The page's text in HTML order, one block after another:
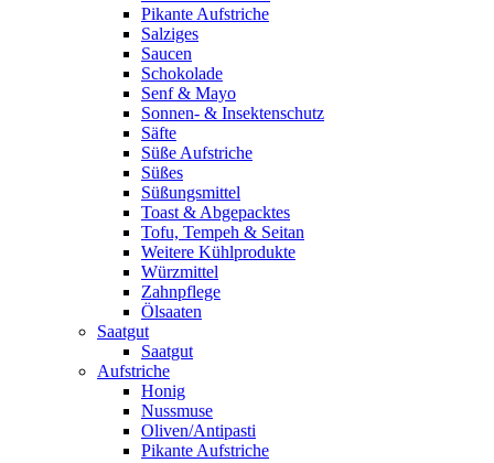
Pikante Aufstriche
Salziges
Saucen
Schokolade
Senf & Mayo
Sonnen- & Insektenschutz
Säfte
Süße Aufstriche
Süßes
Süßungsmittel
Toast & Abgepacktes
Tofu, Tempeh & Seitan
Weitere Kühlprodukte
Würzmittel
Zahnpflege
Ölsaaten
Saatgut
Saatgut
Aufstriche
Honig
Nussmuse
Oliven/Antipasti
Pikante Aufstriche